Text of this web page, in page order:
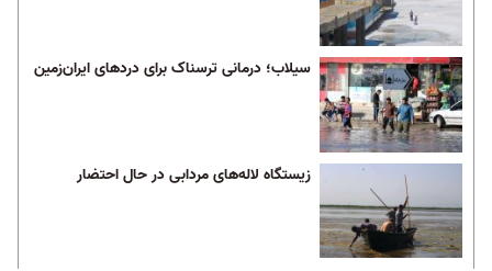
سیلاب؛ درمانی ترسناک برای دردهای ایران‌زمین
زیستگاه لاله‌های مردابی در حال احتضار